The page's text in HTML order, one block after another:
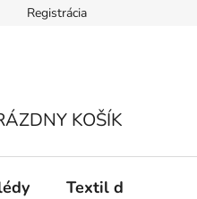
Registrácia
KOŠÍK
Textil do spálne